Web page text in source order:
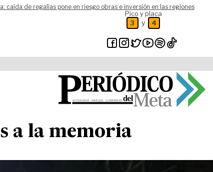
caída de regalías pone en riesgo obras e inversión en las regiones
Pico y placa
3 y 4
a la memoria